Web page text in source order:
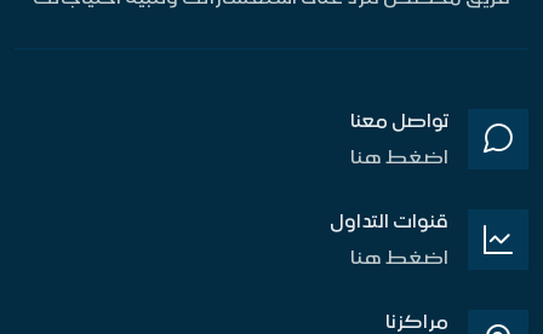
تواصل معنا
اضغط هنا
قنوات التداول
اضغط هنا
مراكزنا